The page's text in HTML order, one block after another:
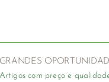
GRANDES
Artigos com preço e